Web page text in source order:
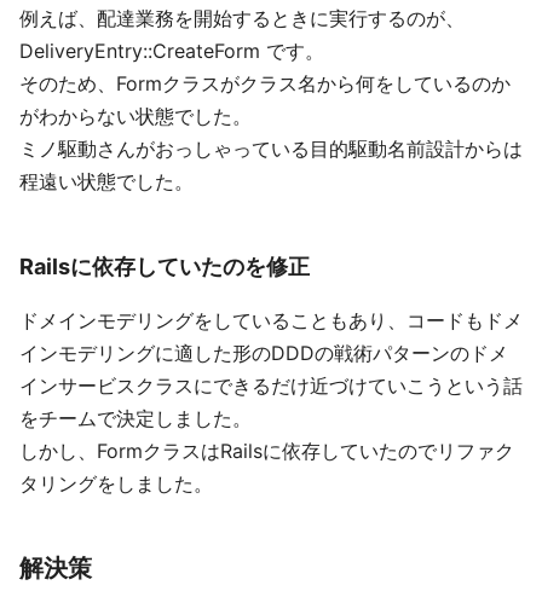
例えば、配達業務を開始するときに実行するのが、
DeliveryEntry::CreateForm です。
そのため、Formクラスがクラス名から何をしているのか
がわからない状態でした。
ミノ駆動さんがおっしゃっている目的駆動名前設計からは
程遠い状態でした。
Railsに依存していたのを修正
ドメインモデリングをしていることもあり、コードもドメ
インモデリングに適した形のDDDの戦術パターンのドメ
インサービスクラスにできるだけ近づけていこうという話
をチームで決定しました。
しかし、FormクラスはRailsに依存していたのでリファク
タリングをしました。
解決策